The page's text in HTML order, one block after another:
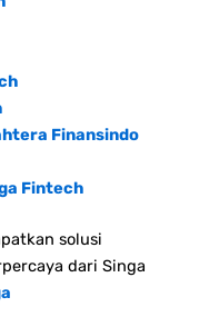
Finansindo
Fintech
solusi
dari Singa